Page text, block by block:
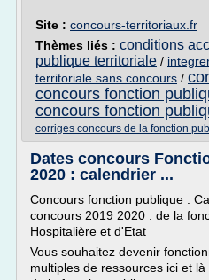
Site : concours-territoriaux.fr
Thèmes liés : conditions
publique territoriale /
territoriale sans concours /
concours fonction
concours fonction
corriges concours de la fonction
Dates concours
2020 : calendrier ...
Concours fonction publique :
concours 2019 2020 : de la
Hospitalière et d'Etat
Vous souhaitez devenir
multiples de ressources ici et